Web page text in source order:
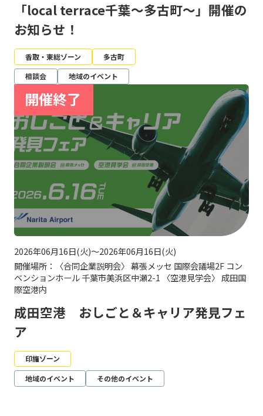
「local terrace千葉～多古町～」開催の
お知らせ！
香取・東総ゾーン
多古町
相談会
地域のイベント
2026年06月16日(火)～2026年06月16日(火)
開催場所：〈合同企業説明会〉 幕張メッセ 国際会議場2F コン
ベンションホール 千葉市美浜区中瀬2-1 〈空港見学会〉 成田国
際空港内
成田空港 おしごと＆キャリア発見フェ
ア
印旛ゾーン
地域のイベント
その他のイベント